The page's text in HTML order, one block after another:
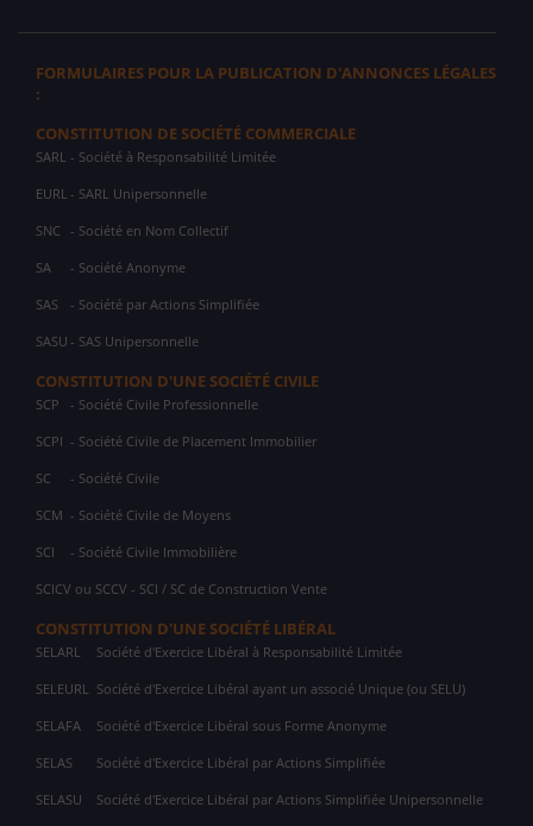
FORMULAIRES POUR LA PUBLICATION D'ANNONCES LÉGALES
:
CONSTITUTION DE SOCIÉTÉ COMMERCIALE
SARL - Société à Responsabilité Limitée
EURL - SARL Unipersonnelle
SNC - Société en Nom Collectif
SA - Société Anonyme
SAS - Société par Actions Simplifiée
SASU - SAS Unipersonnelle
CONSTITUTION D'UNE SOCIÉTÉ CIVILE
SCP - Société Civile Professionnelle
SCPI - Société Civile de Placement Immobilier
SC - Société Civile
SCM - Société Civile de Moyens
SCI - Société Civile Immobilière
SCICV ou SCCV - SCI / SC de Construction Vente
CONSTITUTION D'UNE SOCIÉTÉ LIBÉRAL
SELARL Société d'Exercice Libéral à Responsabilité Limitée
SELEURL Société d'Exercice Libéral ayant un associé Unique (ou SELU)
SELAFA Société d'Exercice Libéral sous Forme Anonyme
SELAS Société d'Exercice Libéral par Actions Simplifiée
SELASU Société d'Exercice Libéral par Actions Simplifiée Unipersonnelle